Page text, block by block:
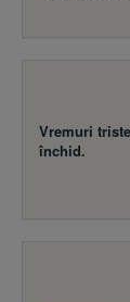
Vremuri
închid.